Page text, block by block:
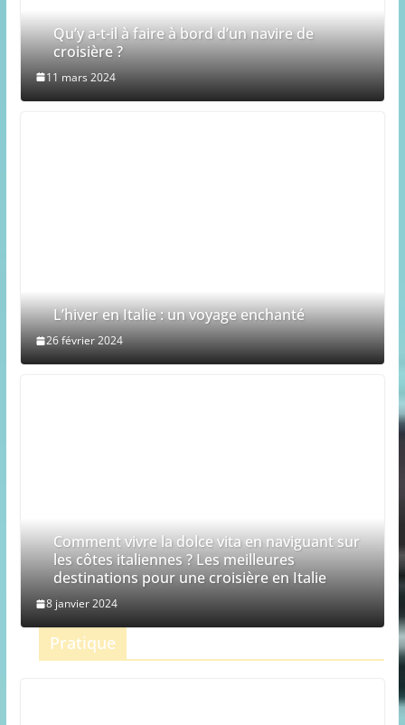
Qu’y a-t-il à faire à bord d’un navire de
croisière ?
11 mars 2024
L’hiver en Italie : un voyage enchanté
26 février 2024
Comment vivre la dolce vita en naviguant sur
les côtes italiennes ? Les meilleures
destinations pour une croisière en Italie
8 janvier 2024
Pratique